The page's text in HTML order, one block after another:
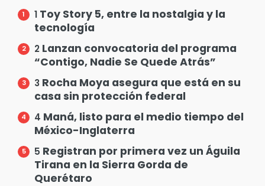
1 Toy Story 5, entre la nostalgia y la
tecnología
2 Lanzan convocatoria del programa
“Contigo, Nadie Se Quede Atrás”
3 Rocha Moya asegura que está en su
casa sin protección federal
4 Maná, listo para el medio tiempo del
México-Inglaterra
5 Registran por primera vez un Águila
Tirana en la Sierra Gorda de
Querétaro